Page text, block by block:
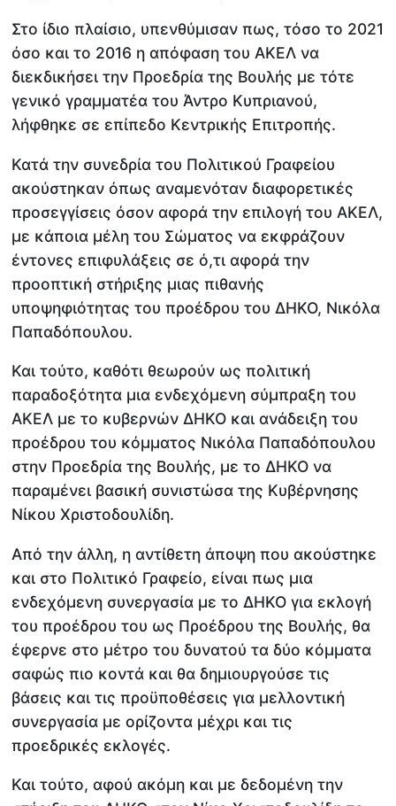
Στο ίδιο πλαίσιο, υπενθύμισαν πως, τόσο το 2021
όσο και το 2016 η απόφαση του ΑΚΕΛ να
διεκδικήσει την Προεδρία της Βουλής με τότε
γενικό γραμματέα του Άντρο Κυπριανού,
λήφθηκε σε επίπεδο Κεντρικής Επιτροπής.
Κατά την συνεδρία του Πολιτικού Γραφείου
ακούστηκαν όπως αναμενόταν διαφορετικές
προσεγγίσεις όσον αφορά την επιλογή του ΑΚΕΛ,
με κάποια μέλη του Σώματος να εκφράζουν
έντονες επιφυλάξεις σε ό,τι αφορά την
προοπτική στήριξης μιας πιθανής
υποψηφιότητας του προέδρου του ΔΗΚΟ, Νικόλα
Παπαδόπουλου.
Και τούτο, καθότι θεωρούν ως πολιτική
παραδοξότητα μια ενδεχόμενη σύμπραξη του
ΑΚΕΛ με το κυβερνών ΔΗΚΟ και ανάδειξη του
προέδρου του κόμματος Νικόλα Παπαδόπουλου
στην Προεδρία της Βουλής, με το ΔΗΚΟ να
παραμένει βασική συνιστώσα της Κυβέρνησης
Νίκου Χριστοδουλίδη.
Από την άλλη, η αντίθετη άποψη που ακούστηκε
και στο Πολιτικό Γραφείο, είναι πως μια
ενδεχόμενη συνεργασία με το ΔΗΚΟ για εκλογή
του προέδρου του ως Προέδρου της Βουλής, θα
έφερνε στο μέτρο του δυνατού τα δύο κόμματα
σαφώς πιο κοντά και θα δημιουργούσε τις
βάσεις και τις προϋποθέσεις για μελλοντική
συνεργασία με ορίζοντα μέχρι και τις
προεδρικές εκλογές.
Και τούτο, αφού ακόμη και με δεδομένη την